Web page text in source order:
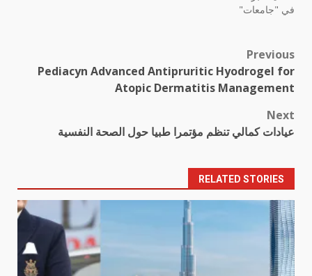
في "جامعات"
Post
navigation
Previous
Pediacyn Advanced Antipruritic Hyodrogel for
Atopic Dermatitis Management
Next
عيادات كمالي تنظم مؤتمرا طبيا حول الصحة النفسية
RELATED STORIES